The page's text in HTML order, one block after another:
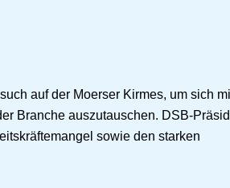
auf der Moerser Kirmes, um sich
Branche auszutauschen. DSB-
sowie den starken